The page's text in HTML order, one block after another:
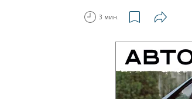
3 мин.